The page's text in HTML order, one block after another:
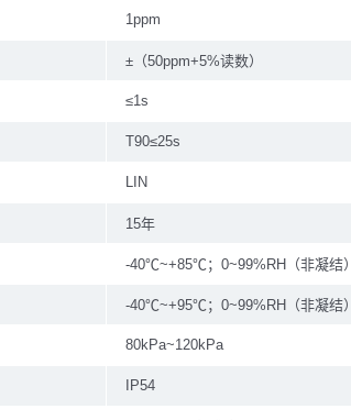
1ppm
±（50ppm+5%读数）
≤1s
T90≤25s
LIN
15年
-40℃~+85℃；0~99%RH（非凝结）
-40℃~+95℃；0~99%RH（非凝结）
80kPa~120kPa
IP54